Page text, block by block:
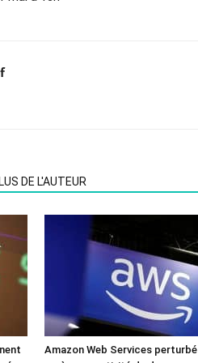
DE L'AUTEUR
Amazon Web Services perturbé